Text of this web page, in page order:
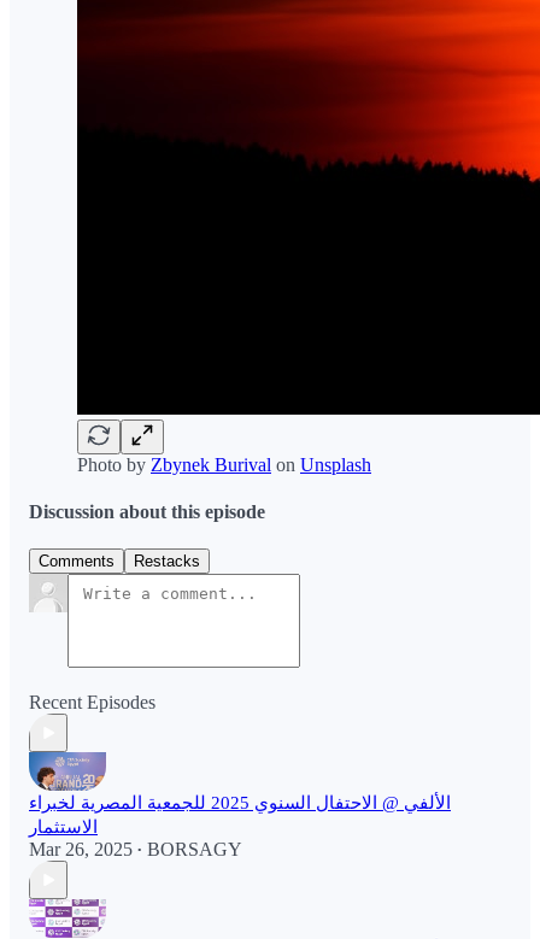
Photo by Zbynek Burival on Unsplash
Discussion about this episode
Comments Restacks
Recent Episodes
الألفي @ الاحتفال السنوي 2025 للجمعية المصرية لخبراء
الاستثمار
Mar 26, 2025 • BORSAGY